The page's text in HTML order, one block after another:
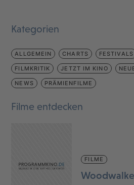
Kategorien
ALLGEMEIN CHARTS FESTIVALS
FILMKRITIK JETZT IM KINO
NEWS PRÄMIENFILME
Filme entdecken
FILME